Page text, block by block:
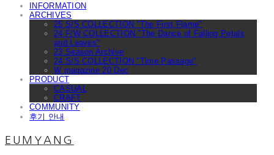
INFORMATION
ARCHIVES
25 S/S COLLECTION "The First Flame"
24 F/W COLLECTION "The Dance of Falling Petals
and Leaves"
23 Season Archive
24 S/S COLLECTION "Time Passage"
W magazine 20 Dec
PRODUCT
CASUAL
CRAFT
COMMUNITY
후기 안내
EUMYANG